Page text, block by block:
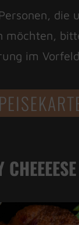
die
möchten,
im